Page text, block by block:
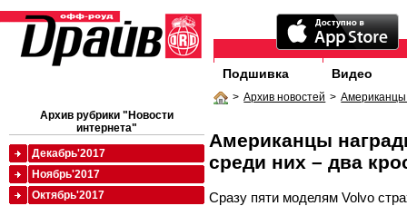
Подшивка Видео
> Архив новостей > Американцы
Американцы
среди них – два
Сразу пяти моделям Volvo
Архив рубрики "Новости
интернета"
Декабрь'2017
Ноябрь'2017
Октябрь'2017